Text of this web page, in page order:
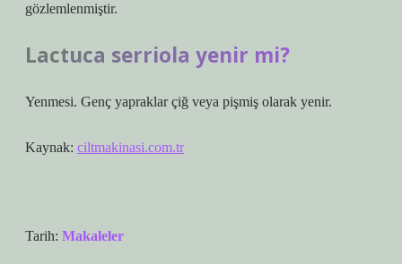
gözlemlenmiştir.
Lactuca serriola yenir mi?
Yenmesi. Genç yapraklar çiğ veya pişmiş olarak yenir.
Kaynak: ciltmakinasi.com.tr
Tarih: Makaleler